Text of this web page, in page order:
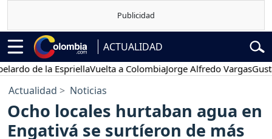
ACTUALIDAD
de la EspriellaVuelta a ColombiaJorge Alfredo VargasGustavo
Actualidad Noticias
Ocho locales hurtaban agua en
Engativá se surtíeron de más